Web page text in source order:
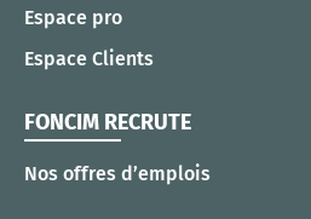
Espace pro
Espace Clients
FONCIM RECRUTE
Nos offres d’emplois